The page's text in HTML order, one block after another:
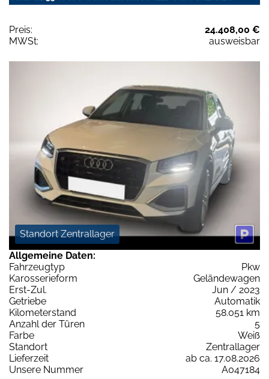
Preis:
24.408,00 €
MWSt:
ausweisbar
Standort Zentrallager
Allgemeine Daten:
Fahrzeugtyp
Pkw
Karosserieform
Geländewagen
Erst-Zul.
Jun / 2023
Getriebe
Automatik
Kilometerstand
58.051 km
Anzahl der Türen
5
Farbe
Weiß
Standort
Zentrallager
Lieferzeit
ab ca. 17.08.2026
Unsere Nummer
A047184